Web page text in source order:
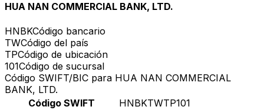
HUA NAN COMMERCIAL BANK, LTD.
HNBKCódigo bancario
TWCódigo del país
TPCódigo de ubicación
101Código de sucursal
Código SWIFT/BIC para HUA NAN COMMERCIAL
BANK, LTD.
Código SWIFT
HNBKTWTP101